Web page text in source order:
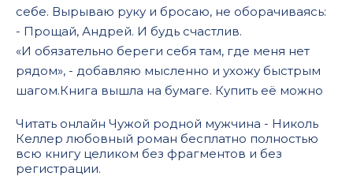
себе. Вырываю руку и бросаю, не оборачиваясь:
- Прощай, Андрей. И будь счастлив.
«И обязательно береги себя там, где меня нет
рядом», - добавляю мысленно и ухожу быстрым
шагом.Книга вышла на бумаге. Купить её можно
Читать онлайн Чужой родной мужчина - Николь
Келлер любовный роман бесплатно полностью
всю книгу целиком без фрагментов и без
регистрации.